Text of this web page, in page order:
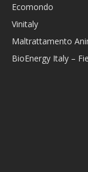
Ecomondo
Vinitaly
Maltrattamento
BioEnergy Italy –